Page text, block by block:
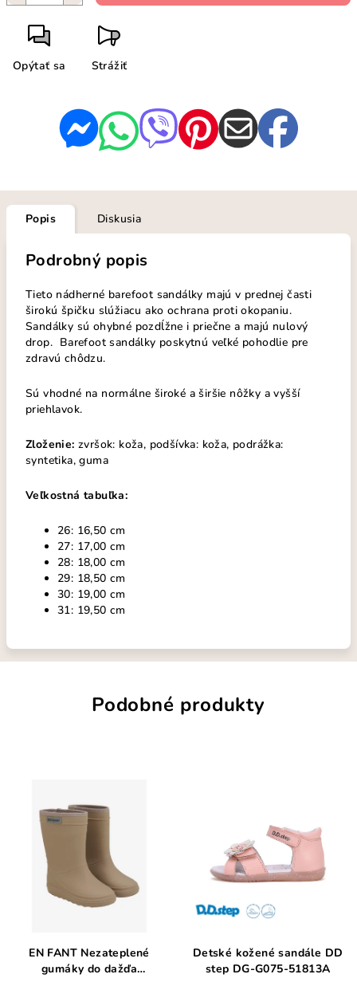
Opýtať sa Strážiť
Popis Diskusia
Podrobný popis
Tieto nádherné barefoot sandálky majú v prednej časti
širokú špičku slúžiacu ako ochrana proti okopaniu.
Sandálky sú ohybné pozdĺžne i priečne a majú nulový
drop. Barefoot sandálky poskytnú veľké pohodlie pre
zdravú chôdzu.
Sú vhodné na normálne široké a širšie nôžky a vyšší
priehlavok.
Zloženie: zvršok: koža, podšívka: koža, podrážka:
syntetika, guma
Veľkostná tabuľka:
26: 16,50 cm
27: 17,00 cm
28: 18,00 cm
29: 18,50 cm
30: 19,00 cm
31: 19,50 cm
Podobné produkty
EN FANT Nezateplené
gumáky do dažďa
Detské kožené sandále DD
step DG-G075-51813A